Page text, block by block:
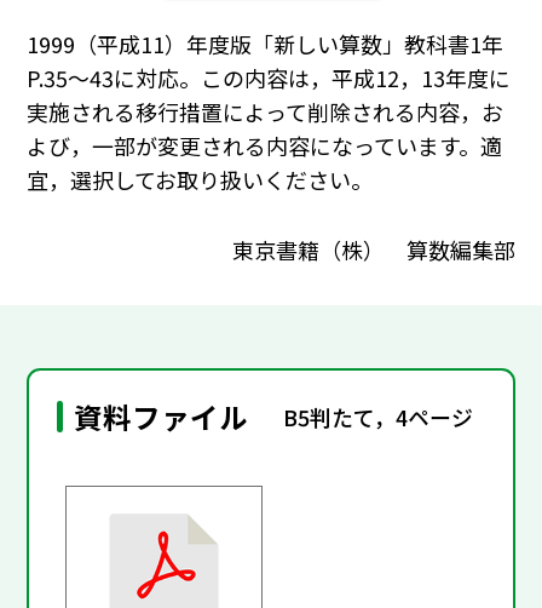
1999（平成11）年度版「新しい算数」教科書1年
P.35～43に対応。この内容は，平成12，13年度に
実施される移行措置によって削除される内容，お
よび，一部が変更される内容になっています。適
宜，選択してお取り扱いください。
東京書籍（株） 算数編集部
資料ファイル B5判たて，4ページ